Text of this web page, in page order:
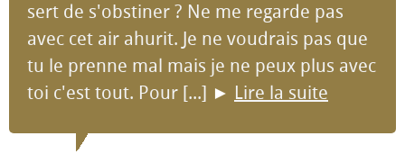
sert de s'obstiner ? Ne me regarde pas
avec cet air ahurit. Je ne voudrais pas que
tu le prenne mal mais je ne peux plus avec
toi c'est tout. Pour [...] ► Lire la suite